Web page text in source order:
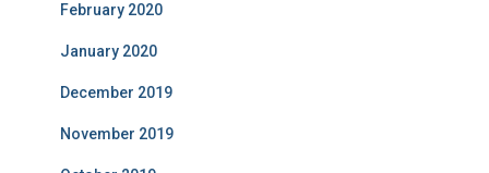
February 2020
January 2020
December 2019
November 2019